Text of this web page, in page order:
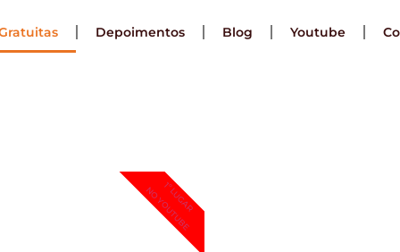
Depoimentos Blog Youtube
1º LUGAR
NO YOUTUBE